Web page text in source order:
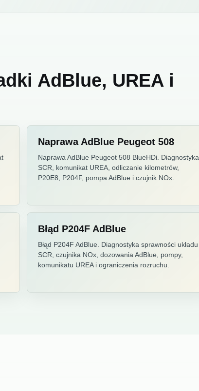
AdBlue, UREA i
Naprawa AdBlue Peugeot 508
Naprawa AdBlue Peugeot 508 BlueHDi. Diagnostyka
SCR, komunikat UREA, odliczanie kilometrów,
P20E8, P204F, pompa AdBlue i czujnik NOx.
Błąd P204F AdBlue
Błąd P204F AdBlue. Diagnostyka sprawności układu
SCR, czujnika NOx, dozowania AdBlue, pompy,
komunikatu UREA i ograniczenia rozruchu.